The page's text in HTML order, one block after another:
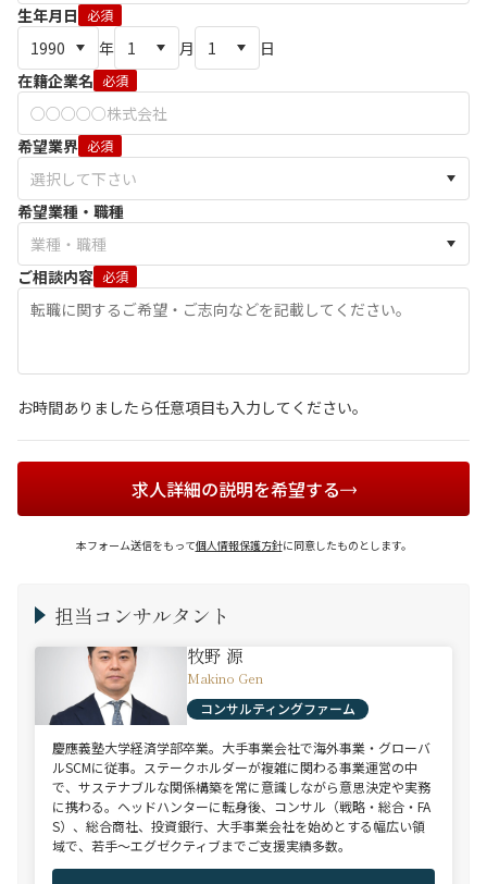
生年月日 必須
年 月
日
在籍企業名 必須
希望業界 必須
希望業種・職種
ご相談内容 必須
お時間ありましたら任意項目も入力してください。
求人詳細の説明を希望する
本フォーム送信をもって個人情報保護方針に同意したものとします。
担当コンサルタント
牧野 源
Makino Gen
コンサルティングファーム
慶應義塾大学経済学部卒業。大手事業会社で海外事業・グローバ
ルSCMに従事。ステークホルダーが複雑に関わる事業運営の中
で、サステナブルな関係構築を常に意識しながら意思決定や実務
に携わる。ヘッドハンターに転身後、コンサル（戦略・総合・FA
S）、総合商社、投資銀行、大手事業会社を始めとする幅広い領
域で、若手～エグゼクティブまでご支援実績多数。